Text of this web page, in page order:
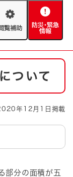
防
緊
情
消防
置箇所
ついて
年12月1日掲載
部分の面積が五